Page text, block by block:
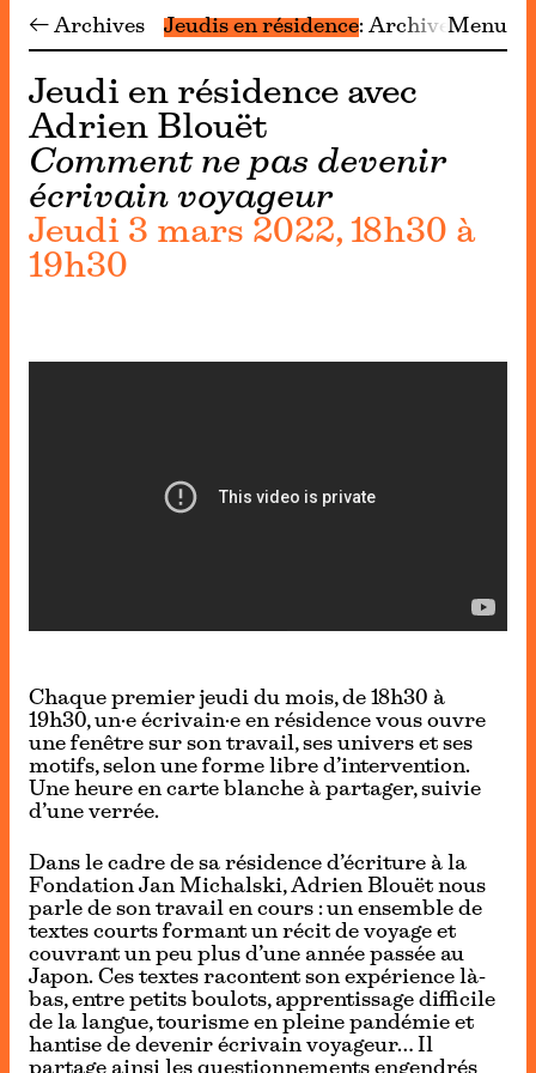
← Archives Jeudis en résidence ArchivesMenu
Jeudi en résidence avec
Adrien Blouët
Comment ne pas devenir
écrivain voyageur
Jeudi 3 mars 2022, 18h30 à
19h30
Chaque premier jeudi du mois, de 18h30 à
19h30, un·e écrivain·e en résidence vous ouvre
une fenêtre sur son travail, ses univers et ses
motifs, selon une forme libre d’intervention.
Une heure en carte blanche à partager, suivie
d’une verrée.
Dans le cadre de sa résidence d’écriture à la
Fondation Jan Michalski, Adrien Blouët nous
parle de son travail en cours : un ensemble de
textes courts formant un récit de voyage et
couvrant un peu plus d’une année passée au
Japon. Ces textes racontent son expérience là-
bas, entre petits boulots, apprentissage difficile
de la langue, tourisme en pleine pandémie et
hantise de devenir écrivain voyageur… Il